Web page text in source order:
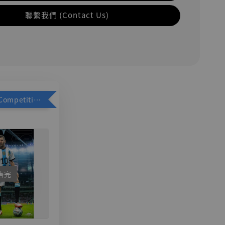
聯繫我們 (Contact Us)
加購優惠【Competitive Toys 梅西 [CM001]】
完